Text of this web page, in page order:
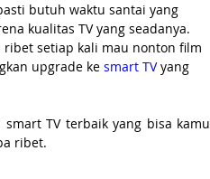
butuh waktu santai yang
kualitas TV yang seadanya.
setiap kali mau nonton film
upgrade ke smart TV yang
TV terbaik yang bisa kamu
ribet.